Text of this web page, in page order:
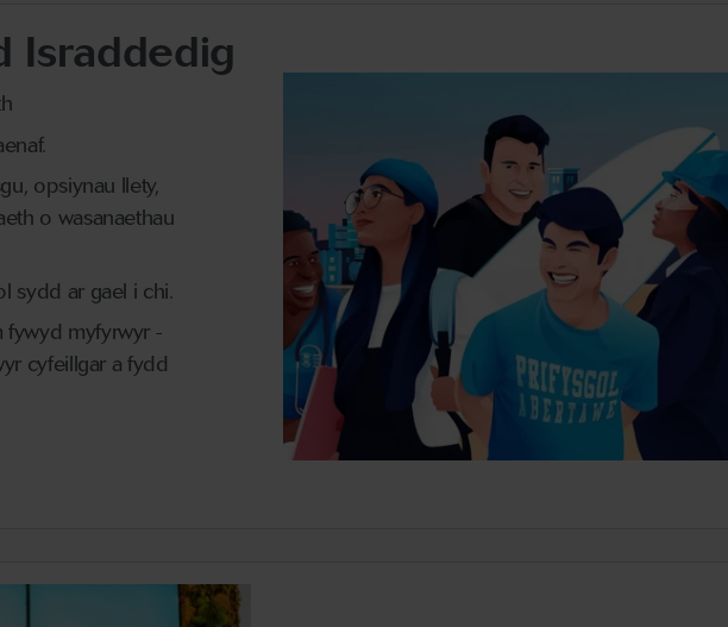
Israddedig
opsiynau llety,
o wasanaethau
sydd ar gael i chi.
fywyd myfyrwyr -
cyfeillgar a fydd